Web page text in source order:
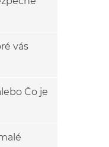
vás
Čo je